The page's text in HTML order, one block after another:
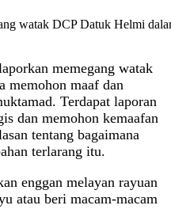
watak DCP Datuk Helmi
memegang watak
memohon maaf dan
Terdapat laporan
dan memohon kemaafan
tentang bagaimana
terlarang itu.
enggan melayan rayuan
atau beri macam-macam